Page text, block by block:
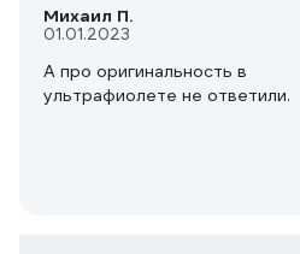
Михаил П.
01.01.2023
А про оригинальность в
ультрафиолете не ответили.